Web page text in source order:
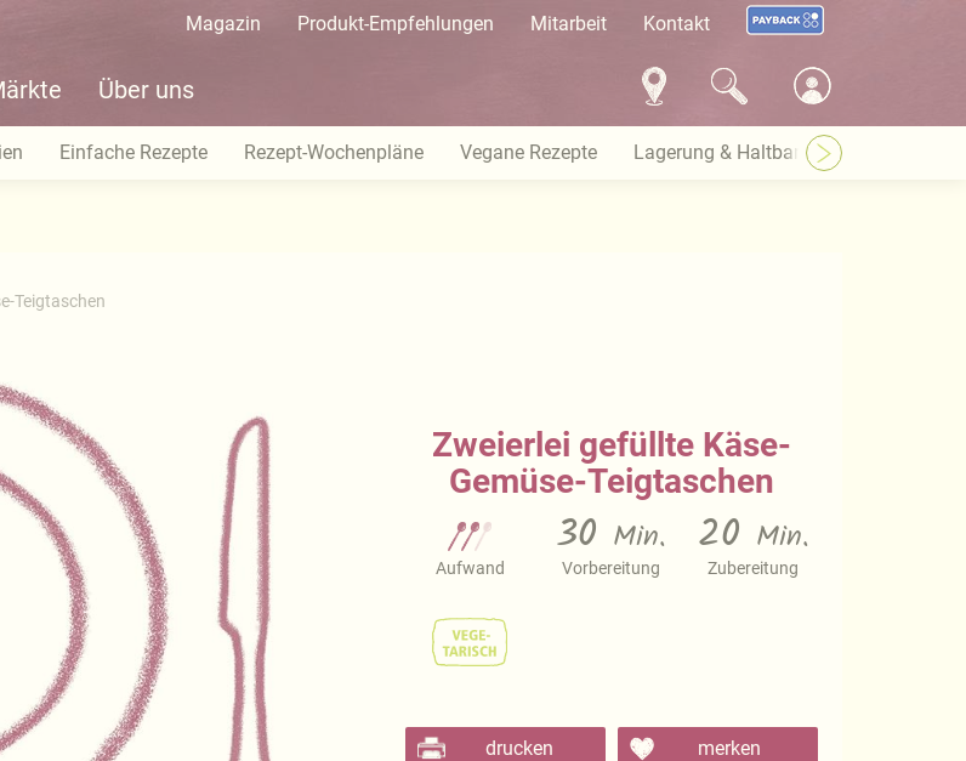
Magazin Produkt-Empfehlungen Mitarbeit Kontakt
Über uns
Einfache Rezepte Rezept-Wochenpläne Vegane Rezepte Lagerung & Haltbarkeit
Teigtaschen
Zweierlei gefüllte Käse-
Gemüse-Teigtaschen
Aufwand
30 Min.
Vorbereitung
20 Min.
Zubereitung
drucken merken